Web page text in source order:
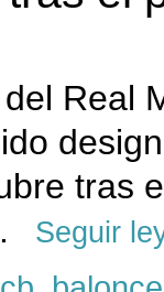
Real
tras
Seguir